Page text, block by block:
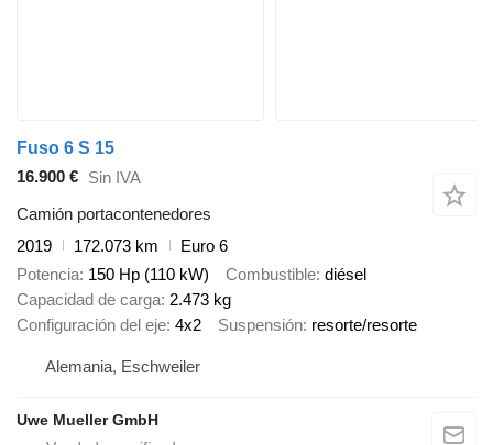
Fuso 6 S 15
16.900 € Sin IVA
Camión portacontenedores
2019
172.073 km
Euro 6
Potencia 150 Hp (110 kW) Combustible diésel
Capacidad de carga 2.473 kg
Configuración del eje 4x2 Suspensión resorte/resorte
Alemania, Eschweiler
Uwe Mueller GmbH